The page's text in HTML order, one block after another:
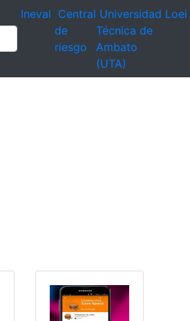
Ineval Central
de
riesgo
Universidad
Técnica de
Ambato
(UTA)
Loei